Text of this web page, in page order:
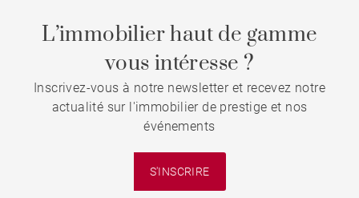
L’immobilier haut de gamme
vous intéresse ?
Inscrivez-vous à notre newsletter et recevez notre
actualité sur l'immobilier de prestige et nos
événements
S'INSCRIRE